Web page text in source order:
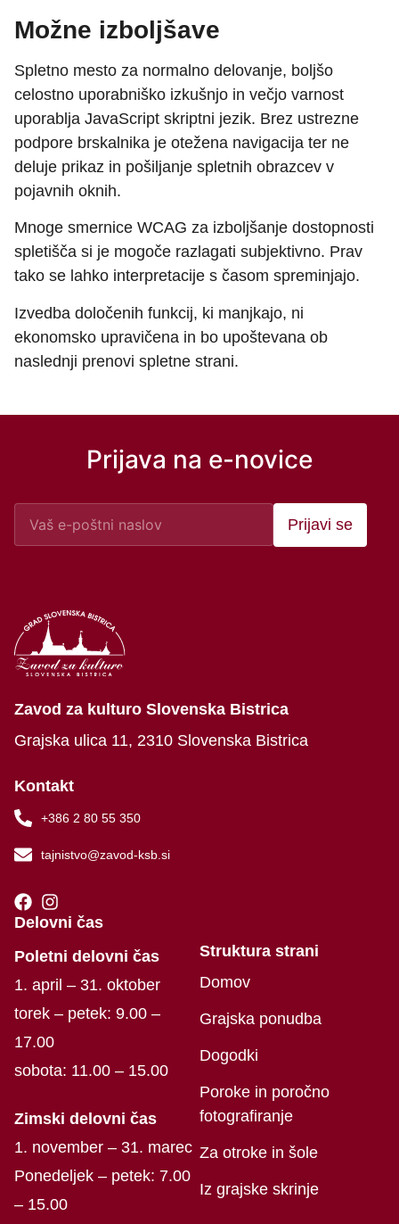
Možne izboljšave
Spletno mesto za normalno delovanje, boljšo
celostno uporabniško izkušnjo in večjo varnost
uporablja JavaScript skriptni jezik. Brez ustrezne
podpore brskalnika je otežena navigacija ter ne
deluje prikaz in pošiljanje spletnih obrazcev v
pojavnih oknih.
Mnoge smernice WCAG za izboljšanje dostopnosti
spletišča si je mogoče razlagati subjektivno. Prav
tako se lahko interpretacije s časom spreminjajo.
Izvedba določenih funkcij, ki manjkajo, ni
ekonomsko upravičena in bo upoštevana ob
naslednji prenovi spletne strani.
Prijava na e-novice
Prijavi se
Zavod za kulturo Slovenska Bistrica
Grajska ulica 11, 2310 Slovenska Bistrica
Kontakt
+386 2 80 55 350
tajnistvo@zavod-ksb.si
Delovni čas
Poletni delovni čas
1. april – 31. oktober
torek – petek: 9.00 –
17.00
sobota: 11.00 – 15.00
Zimski delovni čas
1. november – 31. marec
Ponedeljek – petek: 7.00
– 15.00
Struktura strani
Domov
Grajska ponudba
Dogodki
Poroke in poročno
fotografiranje
Za otroke in šole
Iz grajske skrinje